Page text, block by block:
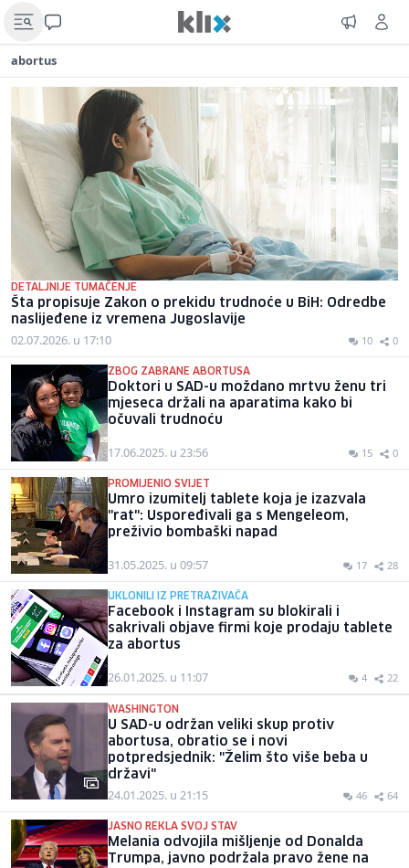
abortus
DETALJNIJE TUMAČENJE
Šta propisuje Zakon o prekidu trudnoće u BiH: Odredbe
naslijeđene iz vremena Jugoslavije
02.07.2026. u 17:10 10 0
ZBOG ZABRANE ABORTUSA
Doktori u SAD-u moždano mrtvu ženu tri
mjeseca držali na aparatima kako bi
očuvali trudnoću
17.06.2025. u 23:56 15 0
PROMIJENIO SVIJET
Umro izumitelj tablete koja je izazvala
"rat": Uspoređivali ga s Mengeleom,
preživio bombaški napad
31.05.2025. u 09:57 17 28
UKLONILI IZ PRETRAŽIVAČA
Facebook i Instagram su blokirali i
sakrivali objave firmi koje prodaju tablete
za abortus
26.01.2025. u 11:07 4 22
WASHINGTON
U SAD-u održan veliki skup protiv
abortusa, obratio se i novi
potpredsjednik: "Želim što više beba u
državi"
24.01.2025. u 21:15 46 64
JASNO REKLA SVOJ STAV
Melania odvojila mišljenje od Donalda
Trumpa, javno podržala pravo žene na